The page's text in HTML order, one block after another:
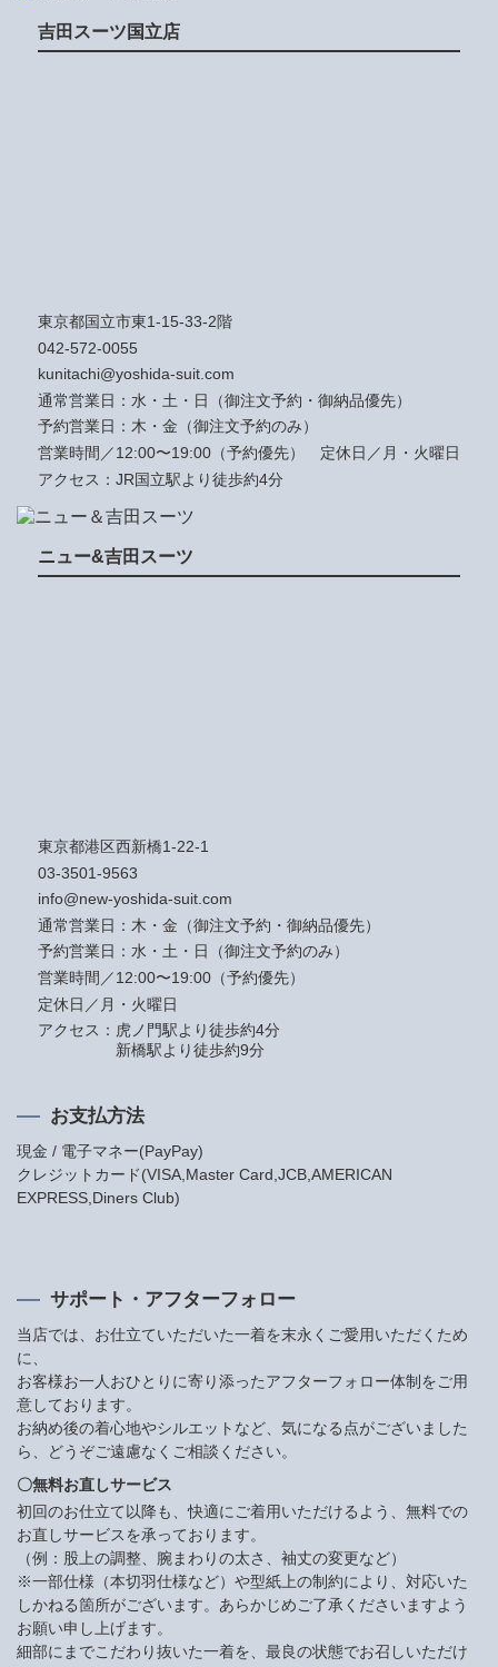
吉田スーツ国立店
東京都国立市東1-15-33-2階
042-572-0055
kunitachi@yoshida-suit.com
通常営業日：水・土・日（御注文予約・御納品優先）
予約営業日：木・金（御注文予約のみ）
営業時間／12:00〜19:00（予約優先） 定休日／月・火曜日
アクセス：JR国立駅より徒歩約4分
ニュー&吉田スーツ
東京都港区西新橋1-22-1
03-3501-9563
info@new-yoshida-suit.com
通常営業日：木・金（御注文予約・御納品優先）
予約営業日：水・土・日（御注文予約のみ）
営業時間／12:00〜19:00（予約優先）
定休日／月・火曜日
アクセス： 虎ノ門駅より徒歩約4分
新橋駅より徒歩約9分
お支払方法
現金 / 電子マネー(PayPay)
クレジットカード(VISA,Master Card,JCB,AMERICAN
EXPRESS,Diners Club)
サポート・アフターフォロー
当店では、お仕立ていただいた一着を末永くご愛用いただくため
に、
お客様お一人おひとりに寄り添ったアフターフォロー体制をご用
意しております。
お納め後の着心地やシルエットなど、気になる点がございました
ら、どうぞご遠慮なくご相談ください。
〇無料お直しサービス
初回のお仕立て以降も、快適にご着用いただけるよう、無料での
お直しサービスを承っております。
（例：股上の調整、腕まわりの太さ、袖丈の変更など）
※一部仕様（本切羽仕様など）や型紙上の制約により、対応いた
しかねる箇所がございます。あらかじめご了承くださいますよう
お願い申し上げます。
細部にまでこだわり抜いた一着を、最良の状態でお召しいただけ